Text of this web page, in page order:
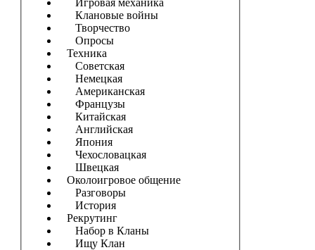
Клановые войны
Творчество
Опросы
Техника
Советская
Немецкая
Американская
Французы
Китайская
Английская
Япония
Чехословацкая
Швецкая
Околоигровое общение
Разговоры
История
Рекрутинг
Набор в Кланы
Ищу Клан